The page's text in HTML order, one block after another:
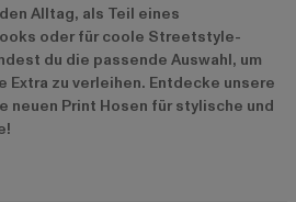
Alltag, als Teil eines
oder für coole Streetstyle-
du die passende Auswahl, um
Extra zu verleihen. Entdecke unsere
neuen Print Hosen für stylische und